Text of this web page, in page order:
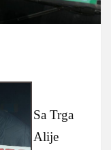
Sa Trga
Alije